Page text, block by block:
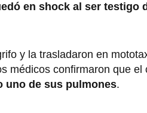
en shock al ser testigo
y la trasladaron en
médicos confirmaron que el
uno de sus pulmones.